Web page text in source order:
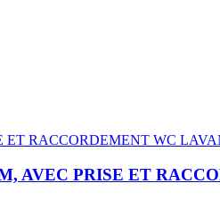
AVEC PRISE ET